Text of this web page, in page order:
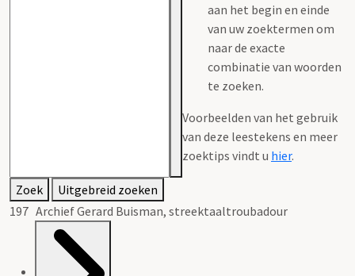
aan het begin en einde
van uw zoektermen om
naar de exacte
combinatie van woorden
te zoeken.
Voorbeelden van het gebruik
van deze leestekens en meer
zoektips vindt u hier.
Zoek
Uitgebreid zoeken
197 Archief Gerard Buisman, streektaaltroubadour